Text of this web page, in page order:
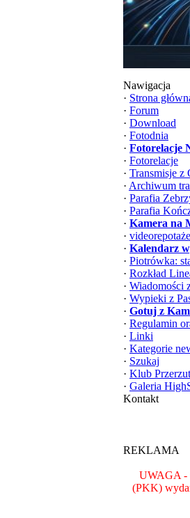
Nawigacja
· Strona
· Forum
· Download
· Fotodnia
· Fotorelacje
· Fotorelacje
· Transmisje z
· Archiwum
· Parafia
· Parafia
· Kamera na
· videorepotaże
· Kalendarz
· Piotrówka:
· Rozkład
· Wiadomości
· Wypieki z
· Gotuj z
· Regulamin
· Linki
· Kategorie
· Szukaj
· Klub
· Galeria
Kontakt
REKLAMA
UWAGA -
(PKK)